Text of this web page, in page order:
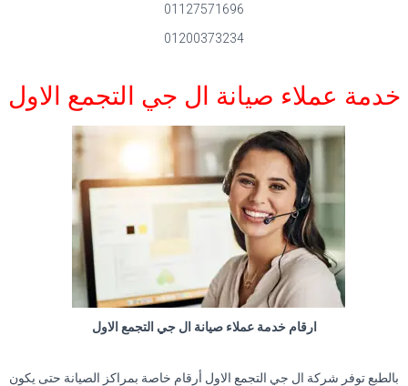
01127571696
01200373234
خدمة عملاء صيانة ال جي التجمع الاول
ارقام خدمة عملاء صيانة ال جي التجمع الاول
بالطبع توفر شركة ال جي التجمع الاول أرقام خاصة بمراكز الصيانة حتى يكون